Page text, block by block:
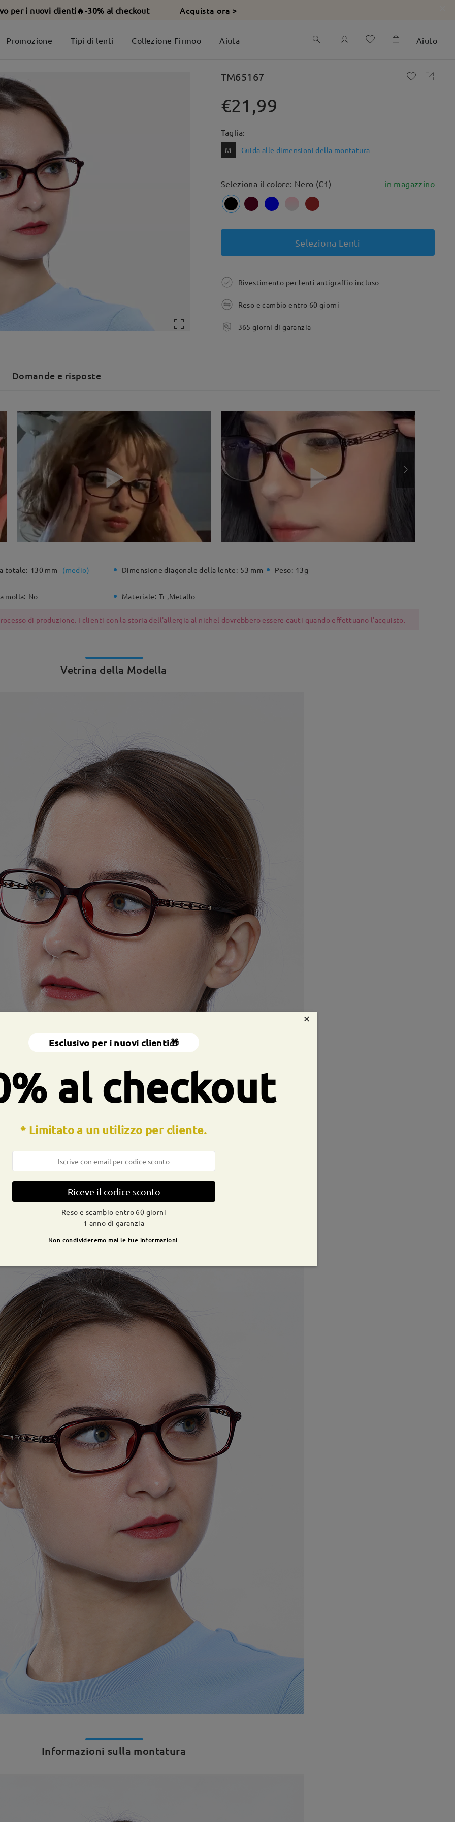
per i nuovi clienti🔥-30% al checkout Acquista ora >
Promozione Tipi di lenti Collezione Firmoo Aiuta Aiuto
TM65167
€21,99
Taglia:
M Guida alle dimensioni della montatura
Seleziona il colore: Nero (C1) in magazzino
Seleziona Lenti
Rivestimento per lenti antigraffio incluso
Reso e cambio entro 60 giorni
365 giorni di garanzia
Domande e risposte
totale: 130 mm (medio) Dimensione diagonale della lente: 53 mm Peso: 13g
molla: No Materiale: Tr ,Metallo
di produzione. I clienti con la storia dell'allergia al nichel dovrebbero essere cauti quando effettuano l'acquisto.
Vetrina della Modella
Informazioni sulla montatura
×
Esclusivo per i nuovi clienti🎁
al checkout
* Limitato a un utilizzo per cliente.
Riceve il codice sconto
Reso e scambio entro 60 giorni
1 anno di garanzia
Non condivideremo mai le tue informazioni.